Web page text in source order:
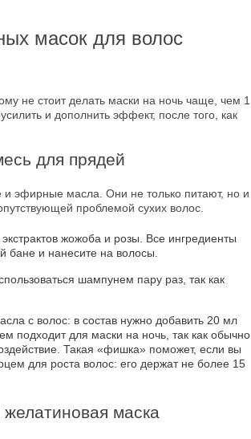
масок для волос
не стоит делать маски на ночь чаще, чем 1
и дополнить эффект, после того, как
для прядей
и эфирные масла. Они не только питают, но и
проблемой сухих волос.
жожоба и розы. Все ингредиенты
бане и нанесите на волосы.
шампунем пару раз, так как
с волос: в состав нужно добавить 20 мл
подходит для маски на ночь, так как обычно
Такая «фишка» поможет, если вы
для роста волос: его держат не более 15
маска